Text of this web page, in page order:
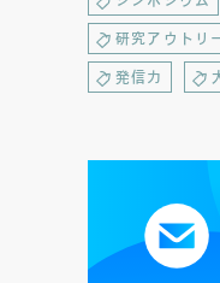
研究アウトリ
発信力